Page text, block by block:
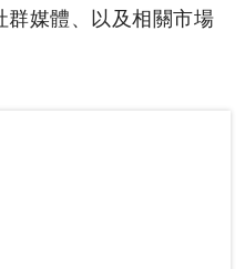
群媒體、以及相關市場